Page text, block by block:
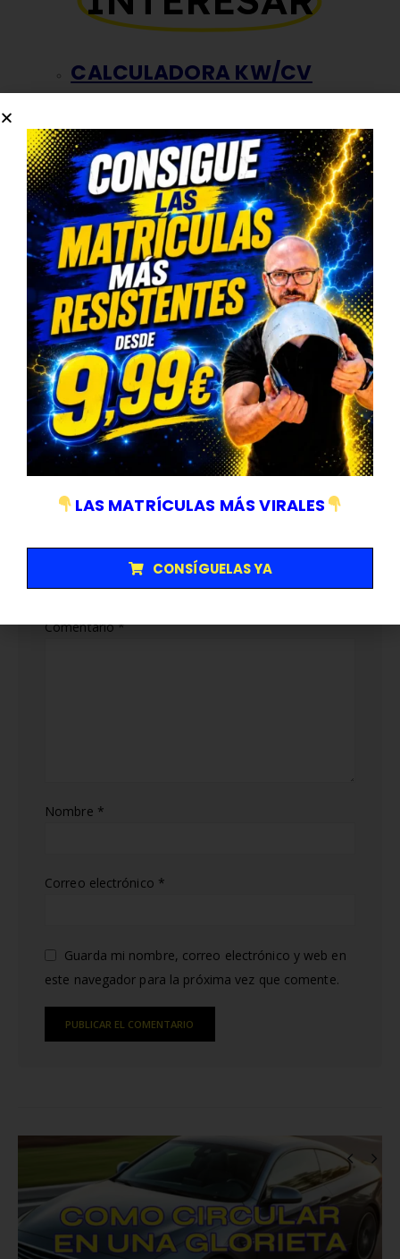
CALCULADORA KW/CV
CALCULADORA HP/CV
CALCULADORA L/CM3
Compartir esta publicacion
Autor
Abel A
Deja una respuesta
Tu dirección de correo electrónico no será
Los campos obligatorios están marcados
con*
Comentario*
Nombre *
Correo electrónico *
Guarda mi nombre, correo electrónico y web en
este navegador para la próxima vez que comente.
POSTS
LAS MATRÍCULAS MÁS VIRALES
CONSÍGUELAS YA